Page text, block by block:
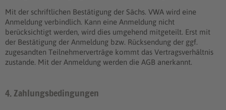
Mit der schriftlichen Bestätigung der Sächs. VWA wird eine
Anmeldung verbindlich. Kann eine Anmeldung nicht
berücksichtigt werden, wird dies umgehend mitgeteilt. Erst mit
der Bestätigung der Anmeldung bzw. Rücksendung der ggf.
zugesandten Teilnehmerverträge kommt das Vertragsverhältnis
zustande. Mit der Anmeldung werden die AGB anerkannt.
4. Zahlungsbedingungen